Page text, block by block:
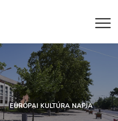
EURÓPAI KULTÚRA NAPJA